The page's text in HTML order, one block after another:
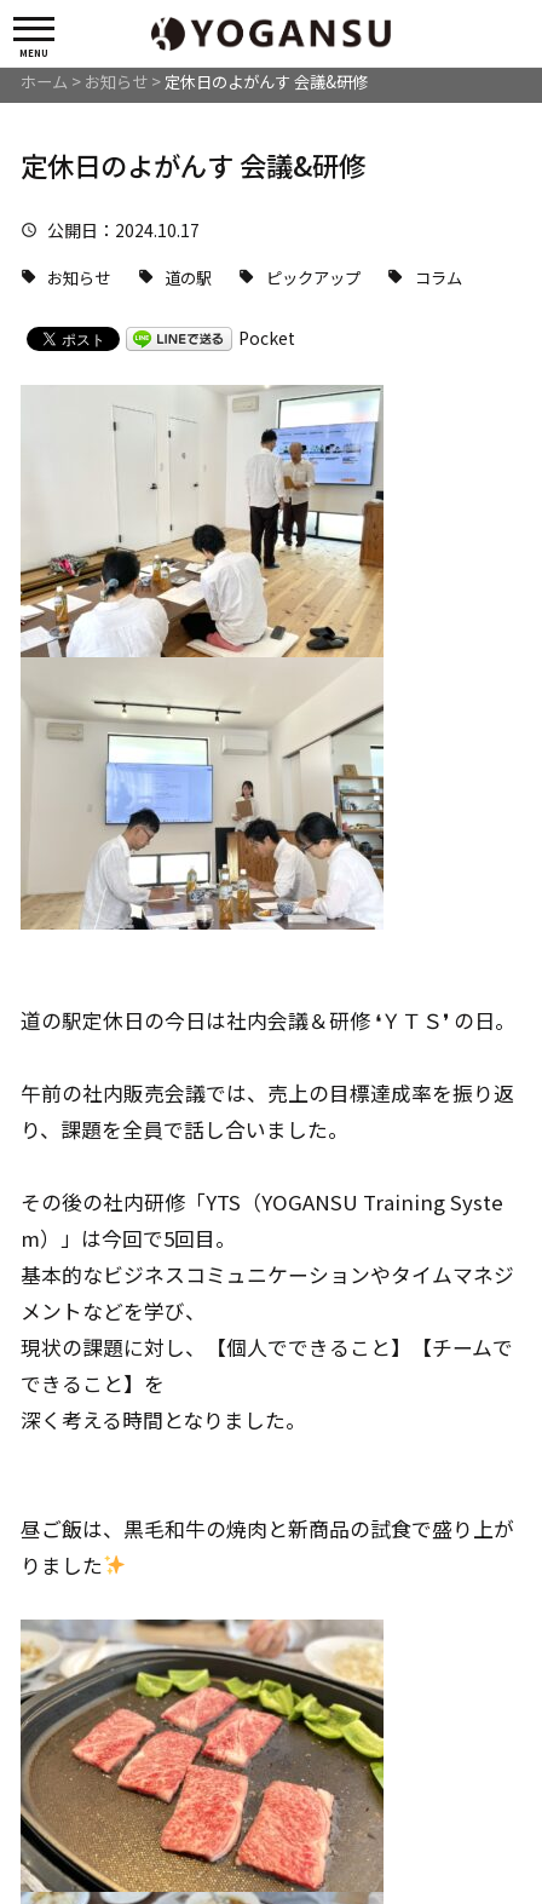
MENU
ホーム > お知らせ> 定休日のよがんす 会議&研修
定休日のよがんす 会議&研修
公開日 ：2024.10.17
お知らせ 道の駅 ピックアップ コラム
Pocket
道の駅定休日の今日は社内会議＆研修 ❛ＹＴＳ❜ の日。
午前の社内販売会議では、売上の目標達成率を振り返
り、課題を全員で話し合いました。
その後の社内研修「YTS（YOGANSU Training Syste
m）」は今回で5回目。
基本的なビジネスコミュニケーションやタイムマネジ
メントなどを学び、
現状の課題に対し、【個人でできること】【チームで
できること】を
深く考える時間となりました。
昼ご飯は、黒毛和牛の焼肉と新商品の試食で盛り上が
りました